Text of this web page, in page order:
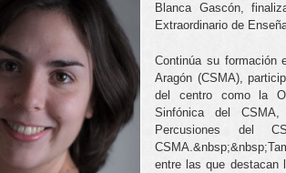
Blanca Gascón,
Extraordinario de
Continúa su formación
Aragón (CSMA),
del centro como la
Sinfónica del
Percusiones del
entre las que destacan